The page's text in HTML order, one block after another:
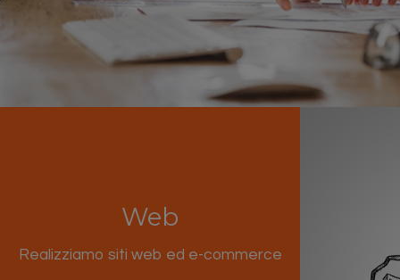
Web
Realizziamo siti web ed e-commerce